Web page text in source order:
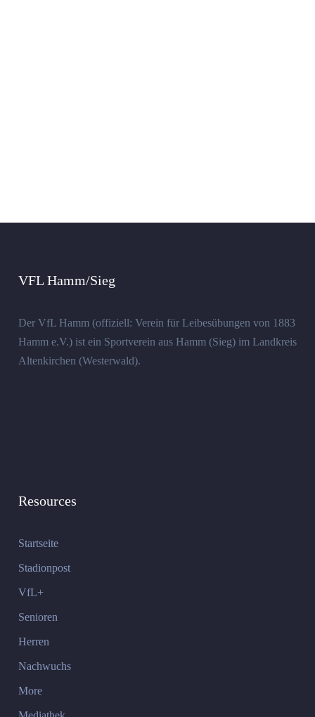
VFL Hamm/Sieg
Der VfL Hamm (offiziell: Verein für Leibesübungen von 1883
Hamm e.V.) ist ein Sportverein aus Hamm (Sieg) im Landkreis
Altenkirchen (Westerwald).
Resources
Startseite
Stadionpost
VfL+
Senioren
Herren
Nachwuchs
More